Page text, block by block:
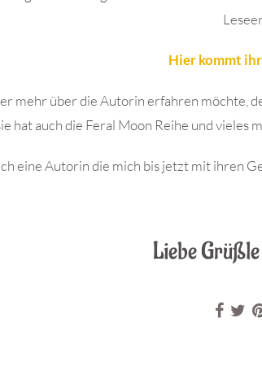
Hier kommt
mehr über die Autorin erfahren möchte,
hat auch die Feral Moon Reihe und vieles
eine Autorin die mich bis jetzt mit ihren
Liebe